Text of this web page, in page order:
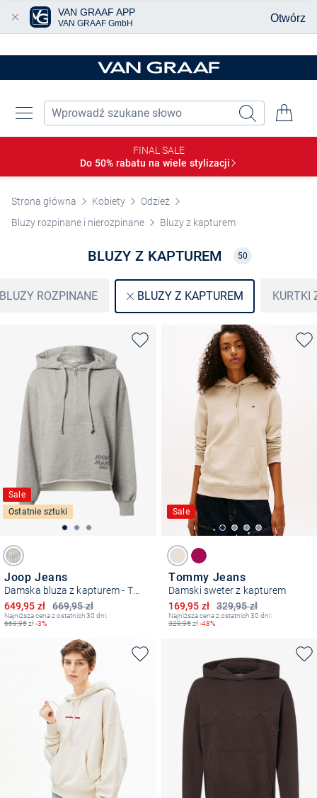
FINAL SALE
Do 50% rabatu na wiele stylizacji
Strona główna Kobiety
Odzież
Bluzy rozpinane i nierozpinane
Bluzy z kapturem
BLUZY Z KAPTUREM 50
ROZPINANE BLUZY Z KAPTUREM KURTKI
Sale
Ostatnie sztuki
Joop Jeans
Damska bluza z kapturem - Talia2
669,95 zł
Obniżona cena
649,95 zł
Najniższa cena z ostatnich 30 dni:
669,95zł-3%
Sale
Tommy Jeans
Damski sweter z kapturem
329,95 zł
Obniżona cena
169,95 zł
Najniższa cena z ostatnich 30 dni:
329,95zł-48%
VAN GRAAF APP
VAN GRAAF GmbH Otwórz